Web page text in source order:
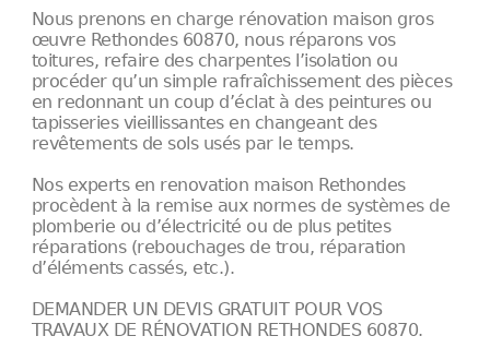
Nous prenons en charge rénovation maison gros
œuvre Rethondes 60870, nous réparons vos
toitures, refaire des charpentes l’isolation ou
procéder qu’un simple rafraîchissement des pièces
en redonnant un coup d’éclat à des peintures ou
tapisseries vieillissantes en changeant des
revêtements de sols usés par le temps.
Nos experts en renovation maison Rethondes
procèdent à la remise aux normes de systèmes de
plomberie ou d’électricité ou de plus petites
réparations (rebouchages de trou, réparation
d’éléments cassés, etc.).
DEMANDER UN DEVIS GRATUIT POUR VOS
TRAVAUX DE RÉNOVATION RETHONDES 60870.